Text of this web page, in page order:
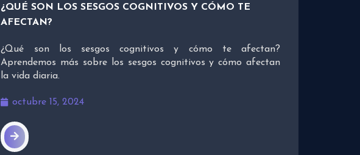
¿QUÉ SON LOS SESGOS COGNITIVOS Y CÓMO TE
AFECTAN?
¿Qué son los sesgos cognitivos y cómo te afectan?
Aprendemos más sobre los sesgos cognitivos y cómo afectan
la vida diaria.
octubre 15, 2024